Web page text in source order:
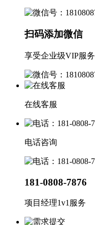
扫码添加微信
享受企业级VIP服务
在线客服
电话咨询
181-0808-7876
项目经理1v1服务